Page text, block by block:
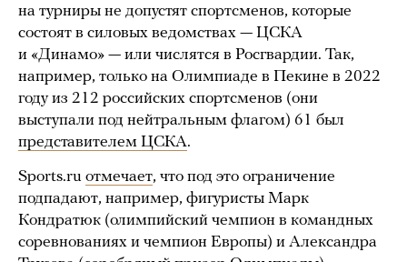
на турниры не допустят спортсменов, которые
состоят в силовых ведомствах — ЦСКА
и «Динамо» — или числятся в Росгвардии. Так,
например, только на Олимпиаде в Пекине в 2022
году из 212 российских спортсменов (они
выступали под нейтральным флагом) 61 был
представителем ЦСКА.
Sports.ru отмечает, что под это ограничение
подпадают, например, фигуристы Марк
Кондратюк (олимпийский чемпион в командных
соревнованиях и чемпион Европы) и Александра